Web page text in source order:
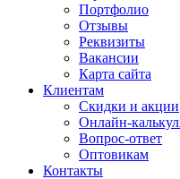
Портфолио
Отзывы
Реквизиты
Вакансии
Карта сайта
Клиентам
Скидки и акции
Онлайн-
Вопрос-ответ
Оптовикам
Контакты